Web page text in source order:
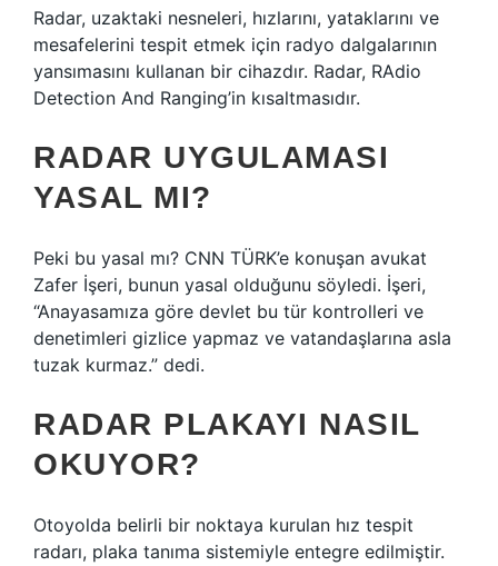
Radar, uzaktaki nesneleri, hızlarını, yataklarını ve
mesafelerini tespit etmek için radyo dalgalarının
yansımasını kullanan bir cihazdır. Radar, RAdio
Detection And Ranging’in kısaltmasıdır.
RADAR UYGULAMASI
YASAL MI?
Peki bu yasal mı? CNN TÜRK’e konuşan avukat
Zafer İşeri, bunun yasal olduğunu söyledi. İşeri,
“Anayasamıza göre devlet bu tür kontrolleri ve
denetimleri gizlice yapmaz ve vatandaşlarına asla
tuzak kurmaz.” dedi.
RADAR PLAKAYI NASIL
OKUYOR?
Otoyolda belirli bir noktaya kurulan hız tespit
radarı, plaka tanıma sistemiyle entegre edilmiştir.